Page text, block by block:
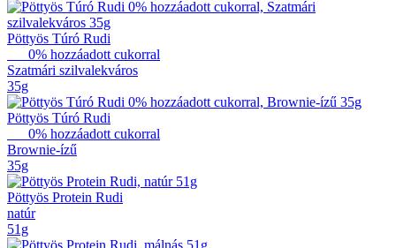
Pöttyös Túró Rudi
0% hozzáadott cukorral
Szatmári szilvalekváros
35g
Pöttyös Túró Rudi
0% hozzáadott cukorral
Brownie-ízű
35g
Pöttyös Protein Rudi
natúr
51g